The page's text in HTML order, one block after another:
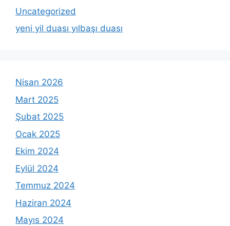
Uncategorized
yeni yil duası yılbaşı duası
Nisan 2026
Mart 2025
Şubat 2025
Ocak 2025
Ekim 2024
Eylül 2024
Temmuz 2024
Haziran 2024
Mayıs 2024